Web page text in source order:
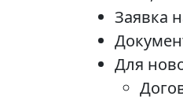
Заявка
Для